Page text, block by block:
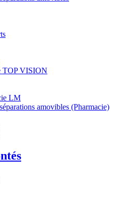
TOP VISION
LM
amovibles (Pharmacie)